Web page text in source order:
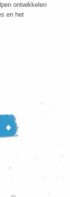
ontwikkelen
en het